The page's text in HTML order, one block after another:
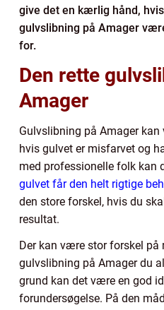
give det en kærlig hånd,
gulvslibning på Amager
for.
Den rette
Amager
Gulvslibning på Amager
hvis gulvet er misfarvet og
med professionelle folk kan
gulvet får den helt rigtige
den store forskel, hvis du
resultat.
Der kan være stor forskel på
gulvslibning på Amager du
grund kan det være en god
forundersøgelse. På den